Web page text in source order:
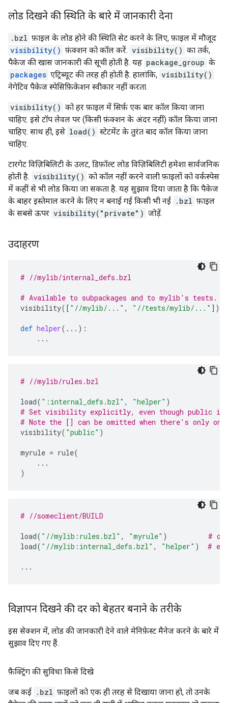
लोड दिखने की स्थिति के बारे में जानकारी देना
.bzl फ़ाइल के लोड होने की स्थिति सेट करने के लिए, फ़ाइल में मौजूद
visibility() फ़ंक्शन को कॉल करें. visibility() का तर्क,
पैकेज की खास जानकारी की सूची होती है. यह package_group के
packages एट्रिब्यूट की तरह ही होती है. हालांकि, visibility()
नेगेटिव पैकेज स्पेसिफ़िकेशन स्वीकार नहीं करता.
visibility() को हर फ़ाइल में सिर्फ़ एक बार कॉल किया जाना
चाहिए. इसे टॉप लेवल पर (किसी फ़ंक्शन के अंदर नहीं) कॉल किया जाना
चाहिए. साथ ही, इसे load() स्टेटमेंट के तुरंत बाद कॉल किया जाना
चाहिए.
टारगेट विज़िबिलिटी के उलट, डिफ़ॉल्ट लोड विज़िबिलिटी हमेशा सार्वजनिक
होती है. visibility() को कॉल नहीं करने वाली फ़ाइलों को वर्कस्पेस
में कहीं से भी लोड किया जा सकता है. यह सुझाव दिया जाता है कि पैकेज
के बाहर इस्तेमाल करने के लिए न बनाई गई किसी भी नई .bzl फ़ाइल
के सबसे ऊपर visibility("private") जोड़ें.
उदाहरण
# //mylib/internal_defs.bzl
# Available to subpackages and to mylib's tests.
visibility([ "//mylib/..." , "//tests/mylib/..." ])
def helper( ... ):
...
# //mylib/rules.bzl
load( ":internal_defs.bzl" , "helper" )
# Set visibility explicitly, even though public is
# Note the [] can be omitted when there's only
visibility( "public" )
myrule = rule(
...
)
# //someclient/BUILD
load( "//mylib:rules.bzl" , "myrule" )
# ok
load( "//mylib:internal_defs.bzl" , "helper" ) #
...
विज्ञापन दिखने की दर को बेहतर बनाने के तरीके
इस सेक्शन में, लोड की जानकारी देने वाले मेनिफ़ेस्ट मैनेज करने के बारे में
सुझाव दिए गए हैं.
फ़ैक्ट्रिंग की सुविधा किसे दिखे
जब कई .bzl फ़ाइलों को एक ही तरह से दिखाया जाना हो, तो उनके